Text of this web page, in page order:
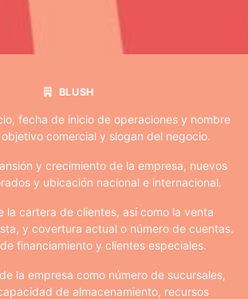
BLUSH
fecha de inicio de operaciones y nombre
comercial y slogan del negocio.
y crecimiento de la empresa, nuevos
y ubicación nacional e internacional.
la cartera de clientes, así como la venta
y covertura actual o número de cuentas.
financiamiento y clientes especiales.
la empresa como número de sucursales,
de almacenamiento, recursos